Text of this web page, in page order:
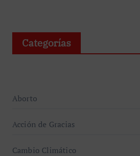
Categorías
Aborto
Acción de Gracias
Cambio Climático